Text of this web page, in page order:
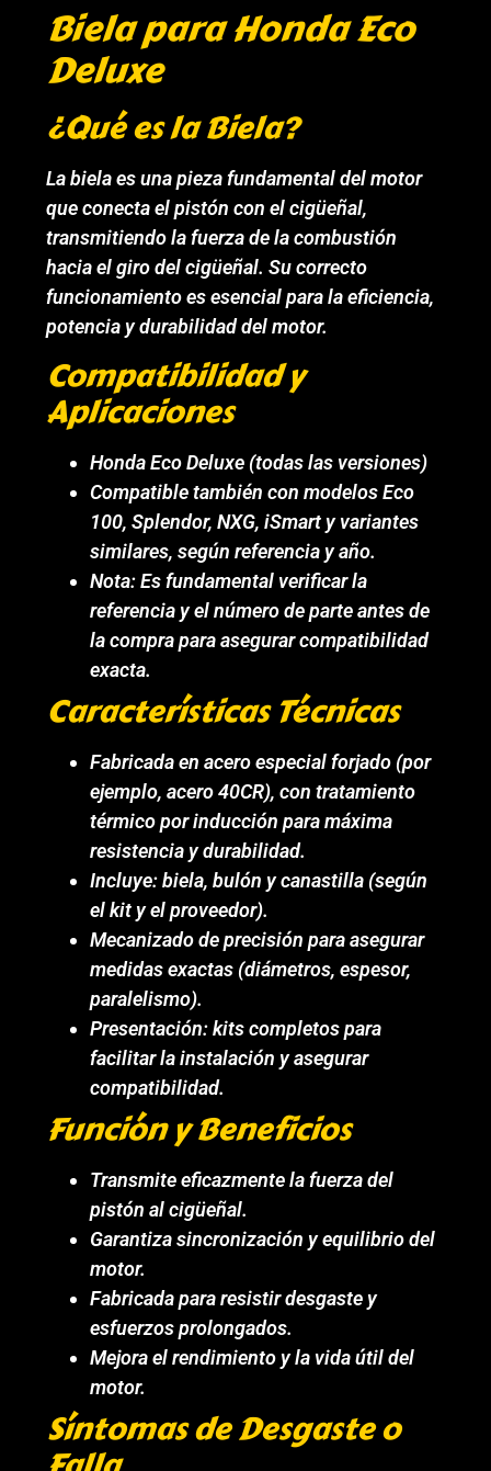
Biela para Honda Eco
Deluxe
¿Qué es la Biela?
La biela es una pieza fundamental del motor
que conecta el pistón con el cigüeñal,
transmitiendo la fuerza de la combustión
hacia el giro del cigüeñal. Su correcto
funcionamiento es esencial para la eficiencia,
potencia y durabilidad del motor.
Compatibilidad y
Aplicaciones
Honda Eco Deluxe (todas las versiones)
Compatible también con modelos Eco
100, Splendor, NXG, iSmart y variantes
similares, según referencia y año.
Nota: Es fundamental verificar la
referencia y el número de parte antes de
la compra para asegurar compatibilidad
exacta.
Características Técnicas
Fabricada en acero especial forjado (por
ejemplo, acero 40CR), con tratamiento
térmico por inducción para máxima
resistencia y durabilidad.
Incluye: biela, bulón y canastilla (según
el kit y el proveedor).
Mecanizado de precisión para asegurar
medidas exactas (diámetros, espesor,
paralelismo).
Presentación: kits completos para
facilitar la instalación y asegurar
compatibilidad.
Función y Beneficios
Transmite eficazmente la fuerza del
pistón al cigüeñal.
Garantiza sincronización y equilibrio del
motor.
Fabricada para resistir desgaste y
esfuerzos prolongados.
Mejora el rendimiento y la vida útil del
motor.
Síntomas de Desgaste o